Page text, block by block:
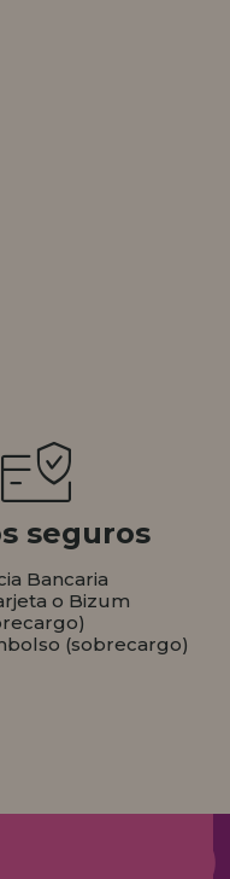
seguros
Bancaria
o Bizum
(sobrecargo)